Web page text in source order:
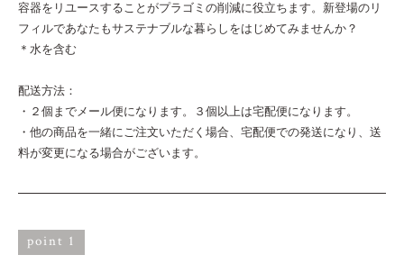
容器をリユースすることがプラゴミの削減に役立ちます。新登場のリ
フィルであなたもサステナブルな暮らしをはじめてみませんか？
＊水を含む
配送方法：
・２個までメール便になります。３個以上は宅配便になります。
・他の商品を一緒にご注文いただく場合、宅配便での発送になり、送
料が変更になる場合がございます。
point 1